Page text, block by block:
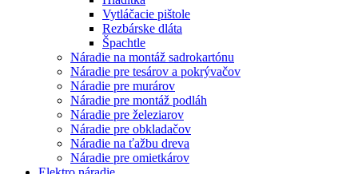
Vytláčacie pištole
Rezbárske dláta
Špachtle
Náradie na montáž sadrokartónu
Náradie pre tesárov a pokrývačov
Náradie pre murárov
Náradie pre montáž podláh
Náradie pre železiarov
Náradie pre obkladačov
Náradie na ťažbu dreva
Náradie pre omietkárov